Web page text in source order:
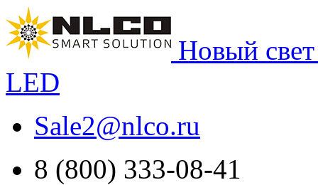
Новый
LED
Sale2@nlco.ru
8 (800) 333-08-41